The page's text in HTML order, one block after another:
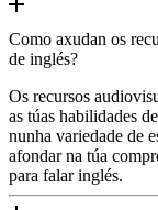
Como axudan os
de inglés?
Os recursos
as túas habilidades
nunha variedade de
afondar na túa
para falar inglés.